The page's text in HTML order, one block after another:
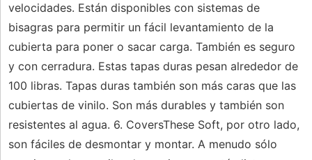
velocidades. Están disponibles con sistemas de
bisagras para permitir un fácil levantamiento de la
cubierta para poner o sacar carga. También es seguro
y con cerradura. Estas tapas duras pesan alrededor de
100 libras. Tapas duras también son más caras que las
cubiertas de vinilo. Son más durables y también son
resistentes al agua. 6. CoversThese Soft, por otro lado,
son fáciles de desmontar y montar. A menudo sólo